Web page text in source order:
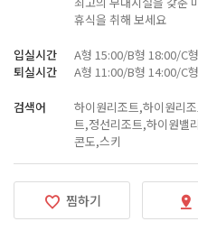
휴식을 취해 보세요
입실시간
퇴실시간
A형 15:00/B형 18:00/C
A형 11:00/B형 14:00/C
검색어
하이원리조트,하이원리
트,정선리조트,하이원밸
콘도,스키
찜하기